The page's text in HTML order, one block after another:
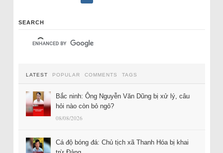
SEARCH
LATEST POPULAR COMMENTS TAGS
Bắc ninh: Ông Nguyễn Văn Dũng bị xử lý, câu
hỏi nào còn bỏ ngỏ?
08/08/2026
Cá độ bóng đá: Chủ tịch xã Thanh Hóa bị khai